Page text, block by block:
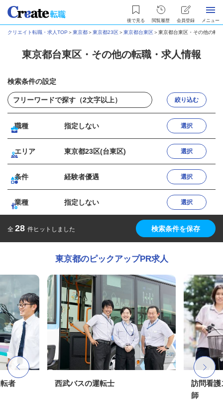
後で見る 閲覧履歴 会員登録 メニュー
クリエイト転職・求人TOP ＞東京都＞東京都23区＞東京都台東区＞東京都台東区・その他の転
東京都台東区・その他の転職・求人情報
検索条件の設定
絞り込む
職種 指定しない 選択
エリア 東京都23区(台東区) 選択
条件 経験者優遇 選択
業種 指定しない 選択
全 28 件ヒットしました 検索条件を保存
東京都のピックアップPR求人
者 西武バスの運転士
訪問看護
師